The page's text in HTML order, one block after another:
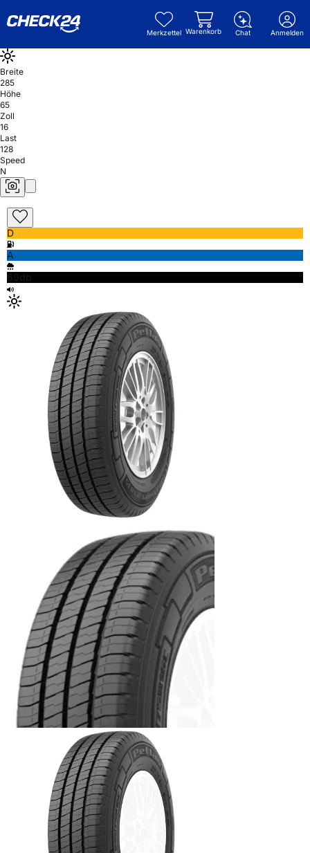
Merkzettel Warenkorb Chat Anmelden
Breite
285
Höhe
65
Zoll
16
Last
128
Speed
N
D
A
69db